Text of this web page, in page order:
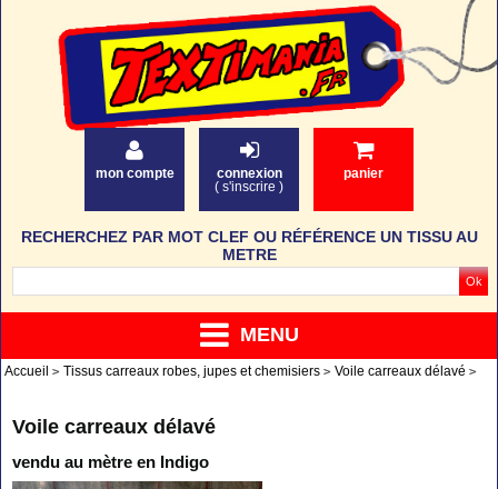
mon compte
connexion
( s'inscrire )
panier
MENU
RECHERCHEZ PAR MOT CLEF OU RÉFÉRENCE UN TISSU AU
METRE
Accueil Tissus carreaux robes, jupes et chemisiers Voile carreaux délavé
Voile carreaux délavé
vendu au mètre en Indigo